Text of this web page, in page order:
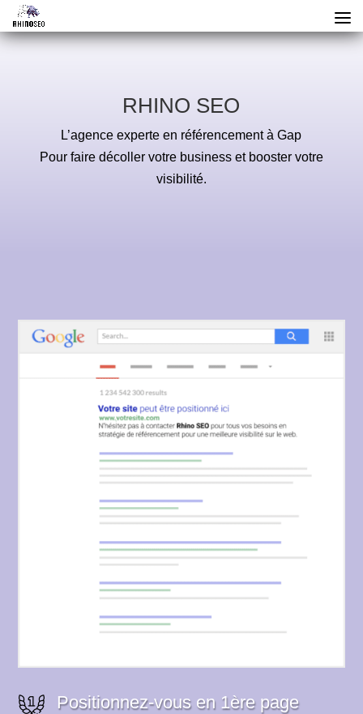
RHINO SEO
L’agence experte en référencement à Gap
Pour faire décoller votre business et booster votre
visibilité.
Positionnez-vous en 1ère page